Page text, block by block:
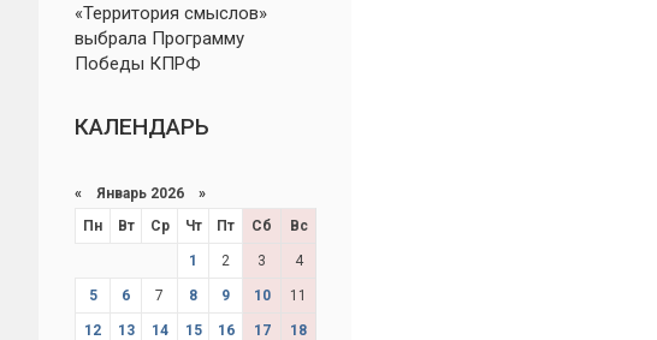
«Территория смыслов»
выбрала Программу
Победы КПРФ
КАЛЕНДАРЬ
« Январь 2026 »
Пн
Вт Ср Чт Пт Сб Вс
1 2 3 4
5 6 7 8 9 10 11
12 13 14 15 16 17 18